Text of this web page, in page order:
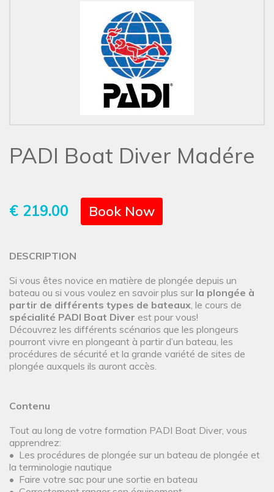
PADI Boat Diver Madére
€ 219.00 Book Now
DESCRIPTION
Si vous êtes novice en matière de plongée depuis un
bateau ou si vous voulez en savoir plus sur la plongée à
partir de différents types de bateaux, le cours de
spécialité PADI Boat Diver est pour vous!
Découvrez les différents scénarios que les plongeurs
pourront vivre en plongeant à partir d’un bateau, les
procédures de sécurité et la grande variété de sites de
plongée auxquels ils auront accès.
Contenu
Tout au long de votre formation PADI Boat Diver, vous
apprendrez:
• Les procédures de plongée sur un bateau de plongée et
la terminologie nautique
• Faire votre sac pour une sortie en bateau